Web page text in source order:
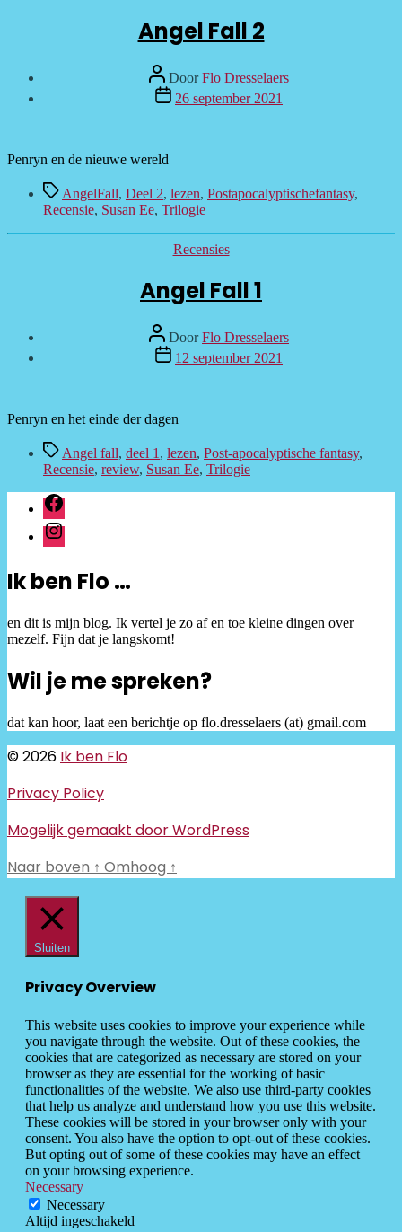
Angel Fall 2
Bericht
auteur
DoorFlo Dresselaers
Berichtdatum
26 september 2021
Penryn en de nieuwe wereld
TagsAngelFall, Deel 2, lezen, Postapocalyptischefantasy,
Recensie, Susan Ee, Trilogie
Categorieën
Recensies
Angel Fall 1
Bericht
auteur
DoorFlo Dresselaers
Berichtdatum
12 september 2021
Penryn en het einde der dagen
TagsAngel fall, deel 1 , lezen, Post-apocalyptische fantasy,
Recensie, review, Susan Ee, Trilogie
facebook
instagram
Ik ben Flo …
en dit is mijn blog. Ik vertel je zo af en toe kleine dingen over
mezelf. Fijn dat je langskomt!
Wil je me spreken?
dat kan hoor, laat een berichtje op flo.dresselaers (at) gmail.com
© 2026 Ik ben Flo
Privacy Policy
Mogelijk gemaakt door WordPress
Naar boven ↑ Omhoog ↑
Sluiten
Privacy Overview
This website uses cookies to improve your experience while
you navigate through the website. Out of these cookies, the
cookies that are categorized as necessary are stored on your
browser as they are essential for the working of basic
functionalities of the website. We also use third-party cookies
that help us analyze and understand how you use this website.
These cookies will be stored in your browser only with your
consent. You also have the option to opt-out of these cookies.
But opting out of some of these cookies may have an effect
on your browsing experience.
Necessary
Necessary
Altijd ingeschakeld